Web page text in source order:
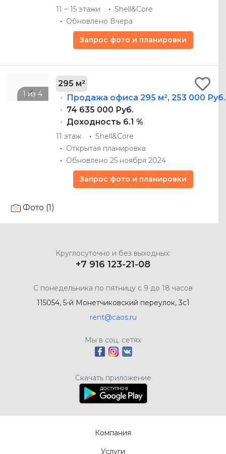
11 ~ 15 этажи
Shell&Core
Обновлено Вчера
Запрос фото и планировки
295 м²
Продажа офиса 295 м², 253 000
74 635 000 Руб.
Доходность 6.1 %
11 этаж
Shell&Core
Открытая планировка
Обновлено 25 ноября 2024
Запрос фото и планировки
Фото (1)
Круглосуточно и без выходных:
+7 916 123-21-08
С понедельника по пятницу с 9 до 18 часов
115054, 5-й Монетчиковский переулок, 3с1
rent@caos.ru
Мы в соц. сетях
Скачать приложение
Компания
Услуги